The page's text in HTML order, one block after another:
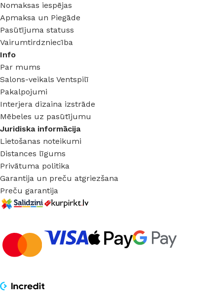
Nomaksas iespējas
Apmaksa un Piegāde
Pasūtījuma statuss
Vairumtirdzniecība
Info
Par mums
Salons-veikals Ventspilī
Pakalpojumi
Interjera dizaina izstrāde
Mēbeles uz pasūtījumu
Juridiska informācija
Lietošanas noteikumi
Distances līgums
Privātuma politika
Garantija un preču atgriezšana
Preču garantija